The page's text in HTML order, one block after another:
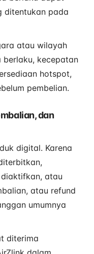
ditentukan pada
atau wilayah
kecepatan
hotspot,
pembelian.
dan
digital. Karena
atau
atau refund
umumnya
diterima